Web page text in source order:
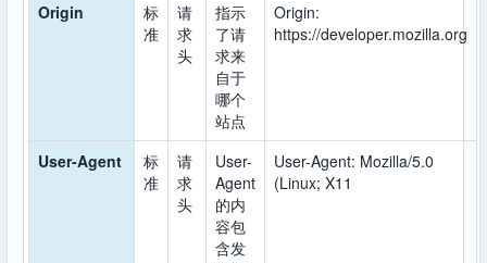
Origin
标
准
请
求
头
指示
了请
求来
自于
哪个
站点
Origin:
https://developer.mozilla.org
User-Agent
标
准
请
求
头
User-
Agent
的内
容包
含发
User-Agent: Mozilla/5.0
(Linux; X11